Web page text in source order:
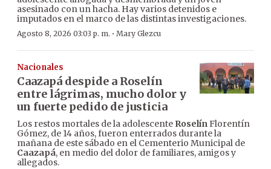
asesinado con un hacha. Hay varios detenidos e
imputados en el marco de las distintas investigaciones.
Agosto 8, 2026 03:03 p. m. · Mary Glezcu
Nacionales
Caazapá despide a Roselín
entre lágrimas, mucho dolor y
un fuerte pedido de justicia
Los restos mortales de la adolescente RoselínFlorentín
Gómez, de 14 años, fueron enterrados durante la
mañana de este sábado en el Cementerio Municipal de
Caazapá, en medio del dolor de familiares, amigos y
allegados.